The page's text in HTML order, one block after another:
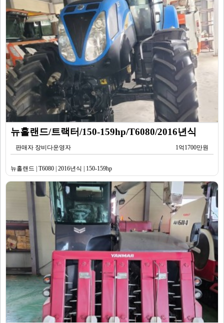
뉴홀랜드/트랙터/150-159hp/T6080/2016년식
판매자 장비다운영자 1억1700만원
뉴홀랜드 | T6080 | 2016년식 | 150-159hp